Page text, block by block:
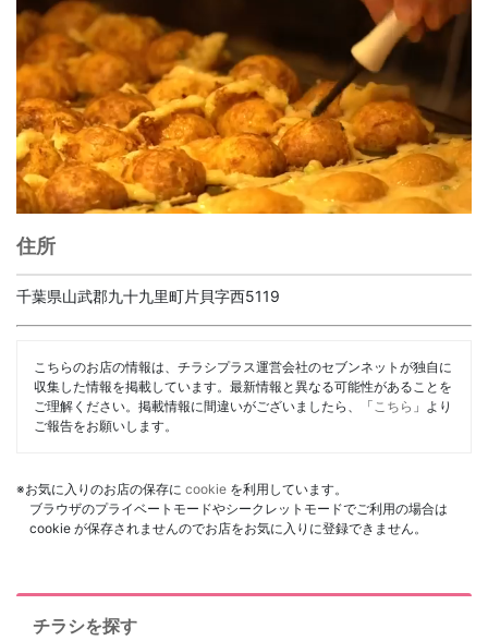
住所
千葉県山武郡九十九里町片貝字西5119
こちらのお店の情報は、チラシプラス運営会社のセブンネットが独自に
収集した情報を掲載しています。最新情報と異なる可能性があることを
ご理解ください。掲載情報に間違いがございましたら、「 こちら 」より
ご報告をお願いします。
※お気に入りのお店の保存に cookie を利用しています。
ブラウザのプライベートモードやシークレットモードでご利用の場合は
cookie が保存されませんのでお店をお気に入りに登録できません。
チラシを探す